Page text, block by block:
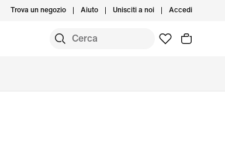
Trova un negozio Aiuto Unisciti a noi Accedi